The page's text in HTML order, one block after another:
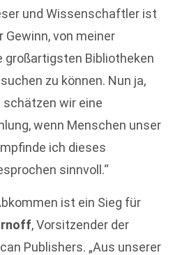
und Wissenschaftler ist
Gewinn, von meiner
großartigsten Bibliotheken
zu können. Nun ja,
wir eine
wenn Menschen unser
ich dieses
sinnvoll.“
ist ein Sieg für
, Vorsitzender der
Publishers. „Aus unserer